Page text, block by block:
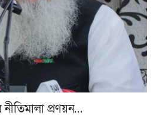
নীতিমালা প্রণয়ন…